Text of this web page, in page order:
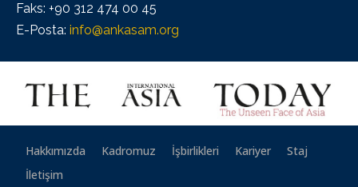
Faks: +90 312 474 00 45
E-Posta: info@ankasam.org
Hakkımızda Kadromuz İşbirlikleri Kariyer
Staj
İletişim